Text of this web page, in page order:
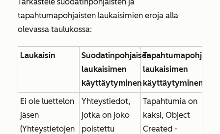
tapahtumapohjaisten laukaisimien eroja alla
olevassa taulukossa:
Laukaisin
Suodatinpohjaisen
laukaisimen
käyttäytyminen
laukaisimen
käyttäytyminen
Ei ole luettelon
jäsen
(Yhteystietojen
Yhteystiedot,
jotka on joko
poistettu
Tapahtumia on
kaksi, Object
Created -